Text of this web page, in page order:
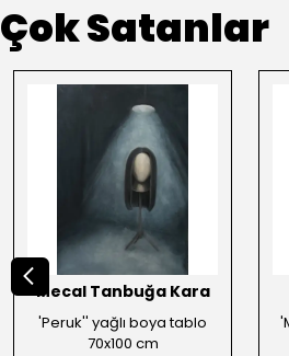
Çok Satanlar
Mecal Tanbuğa Kara
'Peruk'' yağlı boya tablo
70x100 cm